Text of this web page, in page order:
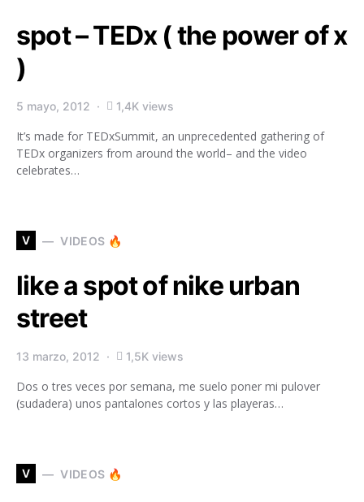
spot – TEDx ( the power of x
)
5 mayo, 2012 1,4K views
It’s made for TEDxSummit, an unprecedented gathering of
TEDx organizers from around the world– and the video
celebrates…
V VIDEOS 🔥
like a spot of nike urban
street
13 marzo, 2012 1,5K views
Dos o tres veces por semana, me suelo poner mi pulover
(sudadera) unos pantalones cortos y las playeras…
V VIDEOS 🔥